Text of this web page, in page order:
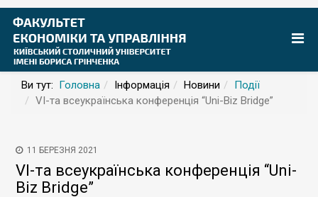
Ви тут: Головна Інформація Новини
Події
VІ-та всеукраїнська конференція “Uni-Biz Bridge”
11 БЕРЕЗНЯ 2021
VІ-та всеукраїнська конференція “Uni-
Biz Bridge”